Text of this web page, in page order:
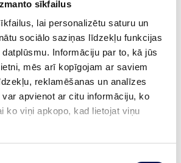
sīkfailus
lai personalizētu saturu un
sociālo saziņas līdzekļu funkcijas
Informāciju par to, kā jūs
mēs arī kopīgojam ar saviem
reklamēšanas un analīzes
apvienot ar citu informāciju, ko
ko viņi apkopo, kad lietojat viņu
IEGĀDĀTIES